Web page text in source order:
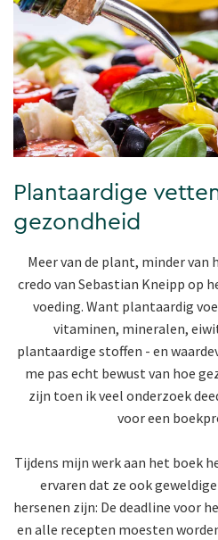
Plantaardige
gezondheid
Meer van de plant, minder van
credo van Sebastian Kneipp op
voeding. Want plantaardig
vitaminen, mineralen,
plantaardige stoffen - en
me pas echt bewust van hoe
zijn toen ik veel onderzoek
voor een
Tijdens mijn werk aan het boek
ervaren dat ze ook
hersenen zijn: De deadline voor
en alle recepten moesten